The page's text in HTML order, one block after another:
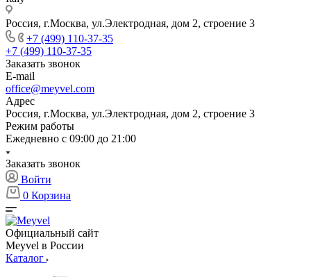
Россия, г.Москва, ул.Электродная, дом 2, строение 3
+7 (499) 110-37-35
+7 (499) 110-37-35
Заказать звонок
E-mail
office@meyvel.com
Адрес
Россия, г.Москва, ул.Электродная, дом 2, строение 3
Режим работы
Ежедневно с 09:00 до 21:00
Заказать звонок
Войти
0 Корзина
Официальный сайт
Meyvel в России
Каталог